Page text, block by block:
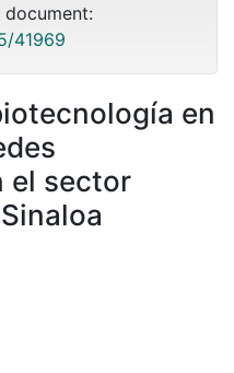
41969
en
el sector